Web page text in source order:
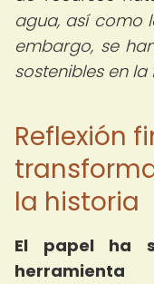
agua, así como
embargo, se
sostenibles en
Reflexión
la historia
El papel ha